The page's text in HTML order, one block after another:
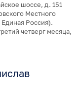
шоссе, д. 151
Местного
Россия).
четверг месяца,